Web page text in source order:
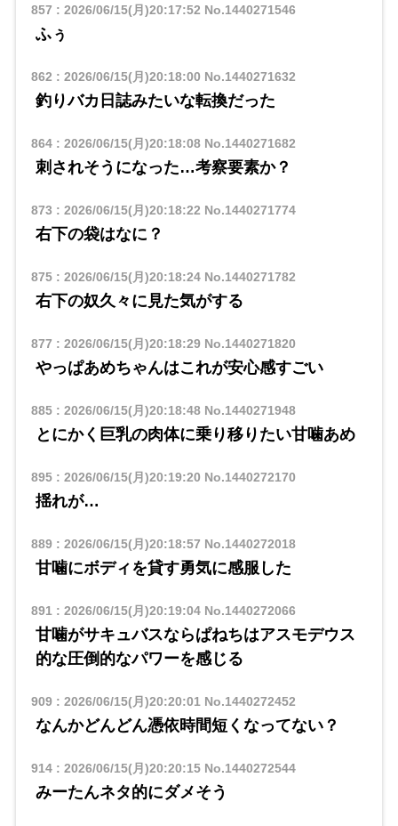
857 : 2026/06/15(月)20:17:52 No.1440271546
ふぅ
862 : 2026/06/15(月)20:18:00 No.1440271632
釣りバカ日誌みたいな転換だった
864: 2026/06/15(月)20:18:08No.1440271682
刺されそうになった…考察要素か？
873 : 2026/06/15(月)20:18:22 No.1440271774
右下の袋はなに？
875: 2026/06/15(月)20:18:24No.1440271782
右下の奴久々に見た気がする
877 : 2026/06/15(月)20:18:29No.1440271820
やっぱあめちゃんはこれが安心感すごい
885: 2026/06/15(月)20:18:48No.1440271948
とにかく巨乳の肉体に乗り移りたい甘噛あめ
895: 2026/06/15(月)20:19:20 No.1440272170
揺れが…
889: 2026/06/15(月)20:18:57 No.1440272018
甘噛にボディを貸す勇気に感服した
891 : 2026/06/15(月)20:19:04No.1440272066
甘噛がサキュバスならぱねちはアスモデウス
的な圧倒的なパワーを感じる
909: 2026/06/15(月)20:20:01 No.1440272452
なんかどんどん憑依時間短くなってない？
914: 2026/06/15(月)20:20:15No.1440272544
みーたんネタ的にダメそう